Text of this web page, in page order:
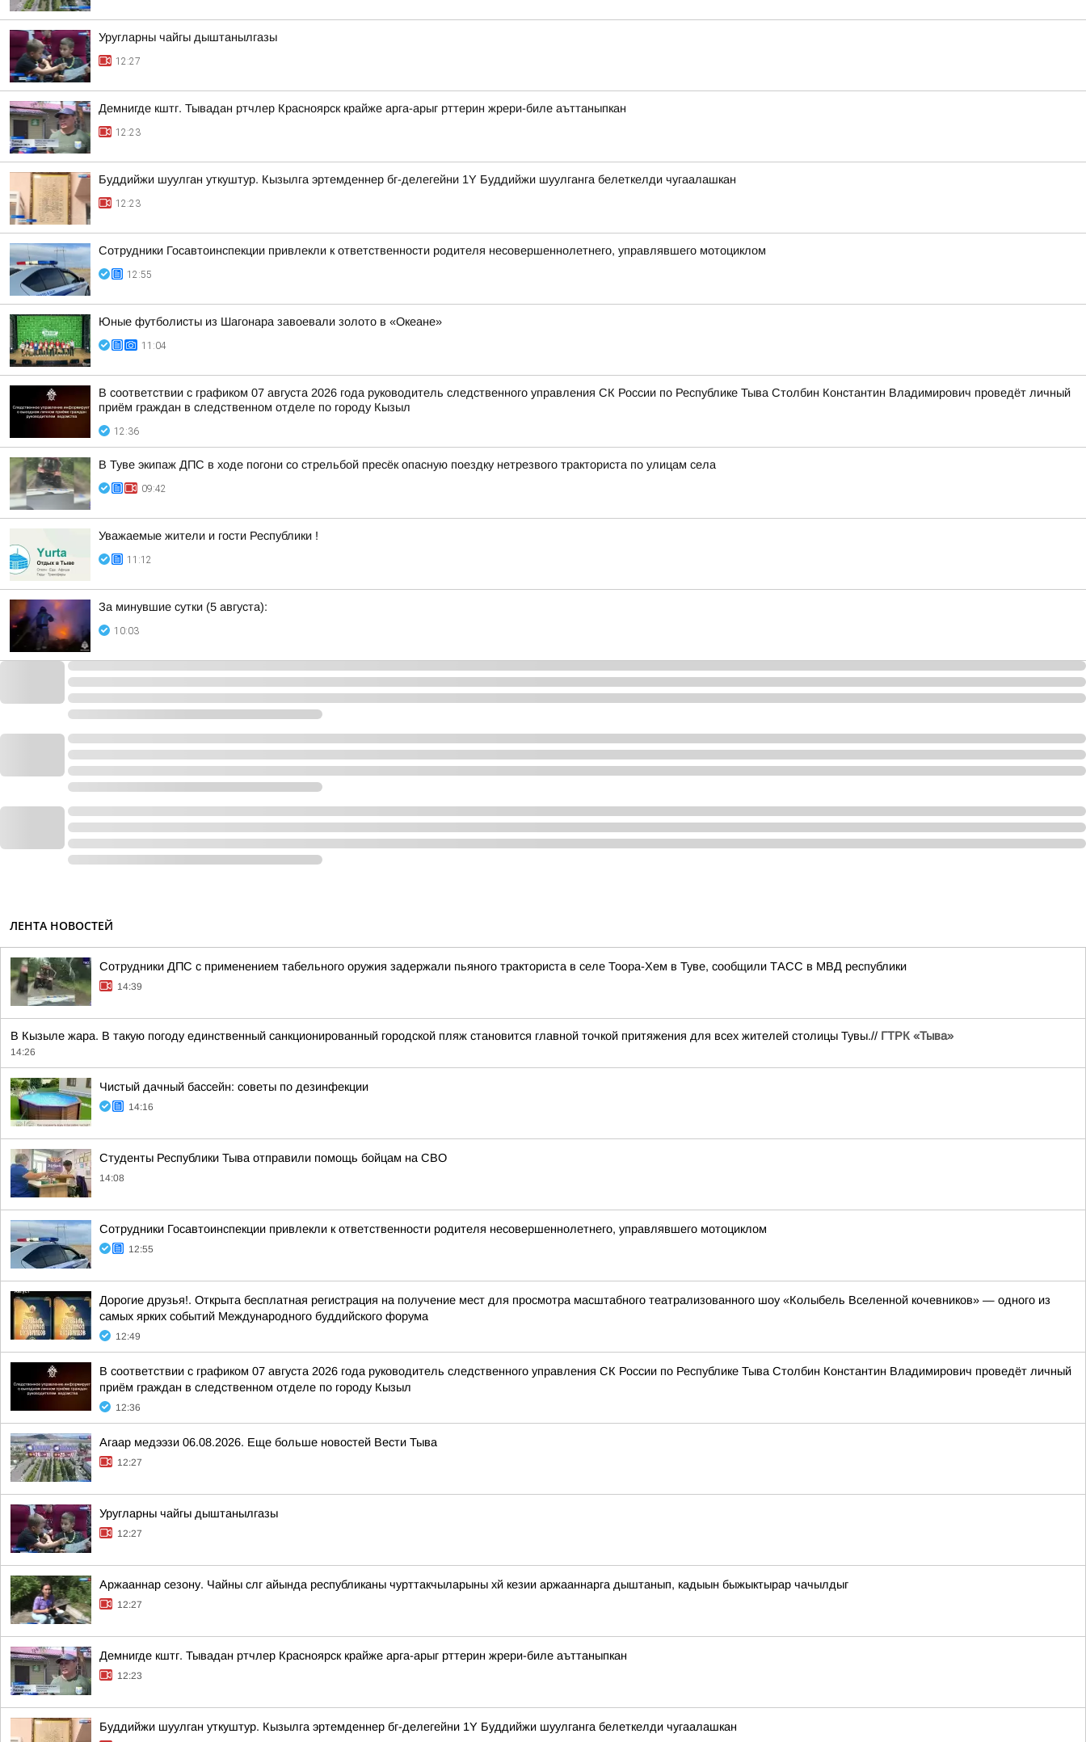
Уругларны чайгы дыштанылгазы
12:27
Демнигде кштг. Тывадан ртчлер Красноярск крайже арга-арыг рттерин жрери-биле аъттаныпкан
12:23
Буддийжи шуулган уткуштур. Кызылга эртемденнер бг-делегейни 1Y Буддийжи шуулганга белеткелди чугаалашкан
12:23
Сотрудники Госавтоинспекции привлекли к ответственности родителя несовершеннолетнего, управлявшего мотоциклом
12:55
Юные футболисты из Шагонара завоевали золото в «Океане»
11:04
В соответствии с графиком 07 августа 2026 года руководитель следственного управления СК России по Республике Тыва Столбин Константин Владимирович проведёт личный
приём граждан в следственном отделе по городу Кызыл
12:36
В Туве экипаж ДПС в ходе погони со стрельбой пресёк опасную поездку нетрезвого тракториста по улицам села
09:42
Уважаемые жители и гости Республики !
11:12
За минувшие сутки (5 августа):
10:03
ЛЕНТА НОВОСТЕЙ
Сотрудники ДПС с применением табельного оружия задержали пьяного тракториста в селе Тоора-Хем в Туве, сообщили ТАСС в МВД республики
14:39
В Кызыле жара. В такую погоду единственный санкционированный городской пляж становится главной точкой притяжения для всех жителей столицы Тувы.// ГТРК «Тыва»
14:26
Чистый дачный бассейн: советы по дезинфекции
14:16
Студенты Республики Тыва отправили помощь бойцам на СВО
14:08
Сотрудники Госавтоинспекции привлекли к ответственности родителя несовершеннолетнего, управлявшего мотоциклом
12:55
Дорогие друзья!. Открыта бесплатная регистрация на получение мест для просмотра масштабного театрализованного шоу «Колыбель Вселенной кочевников» — одного из
самых ярких событий Международного буддийского форума
12:49
В соответствии с графиком 07 августа 2026 года руководитель следственного управления СК России по Республике Тыва Столбин Константин Владимирович проведёт личный
приём граждан в следственном отделе по городу Кызыл
12:36
Агаар медээзи 06.08.2026. Еще больше новостей Вести Тыва
12:27
Уругларны чайгы дыштанылгазы
12:27
Аржааннар сезону. Чайны слг айында республиканы чурттакчыларыны хй кезии аржааннарга дыштанып, кадыын быжыктырар чачылдыг
12:27
Демнигде кштг. Тывадан ртчлер Красноярск крайже арга-арыг рттерин жрери-биле аъттаныпкан
12:23
Буддийжи шуулган уткуштур. Кызылга эртемденнер бг-делегейни 1Y Буддийжи шуулганга белеткелди чугаалашкан